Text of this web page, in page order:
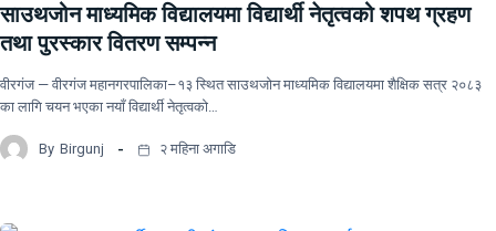
साउथजोन माध्यमिक विद्यालयमा विद्यार्थी नेतृत्वको शपथ ग्रहण
तथा पुरस्कार वितरण सम्पन्न
वीरगंज — वीरगंज महानगरपालिका–१३ स्थित साउथजोन माध्यमिक विद्यालयमा शैक्षिक सत्र २०८३
का लागि चयन भएका नयाँ विद्यार्थी नेतृत्वको…
By Birgunj २ महिना अगाडि